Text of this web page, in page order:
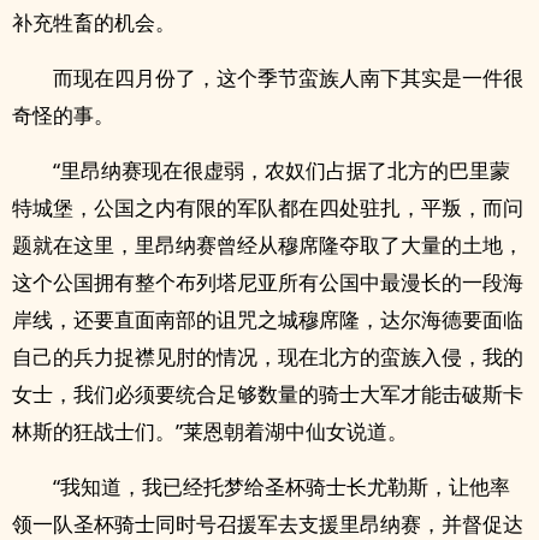
补充牲畜的机会。
而现在四月份了，这个季节蛮族人南下其实是一件很
奇怪的事。
“里昂纳赛现在很虚弱，农奴们占据了北方的巴里蒙
特城堡，公国之内有限的军队都在四处驻扎，平叛，而问
题就在这里，里昂纳赛曾经从穆席隆夺取了大量的土地，
这个公国拥有整个布列塔尼亚所有公国中最漫长的一段海
岸线，还要直面南部的诅咒之城穆席隆，达尔海德要面临
自己的兵力捉襟见肘的情况，现在北方的蛮族入侵，我的
女士，我们必须要统合足够数量的骑士大军才能击破斯卡
林斯的狂战士们。”莱恩朝着湖中仙女说道。
“我知道，我已经托梦给圣杯骑士长尤勒斯，让他率
领一队圣杯骑士同时号召援军去支援里昂纳赛，并督促达